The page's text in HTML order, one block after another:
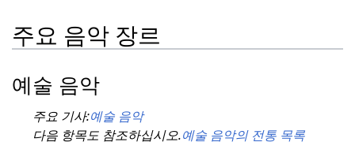
주요 음악 장르
예술 음악
주요 기사:예술 음악
다음 항목도 참조하십시오.예술 음악의 전통 목록